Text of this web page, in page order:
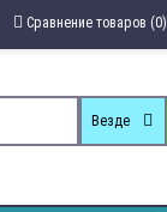
Сравнение товаров (0)
Везде